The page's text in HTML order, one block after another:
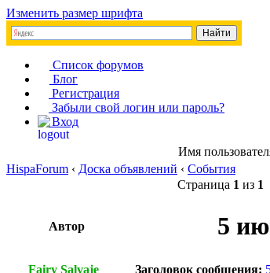
Изменить размер шрифта
Список форумов
Блог
Регистрация
Забыли свой логин или пароль?
Вход
Имя
HispaForum ‹ Доска объявлений ‹ События
Страница 1 из 1
Автор 5
Fairy Salvaje Заголовок сообщения: